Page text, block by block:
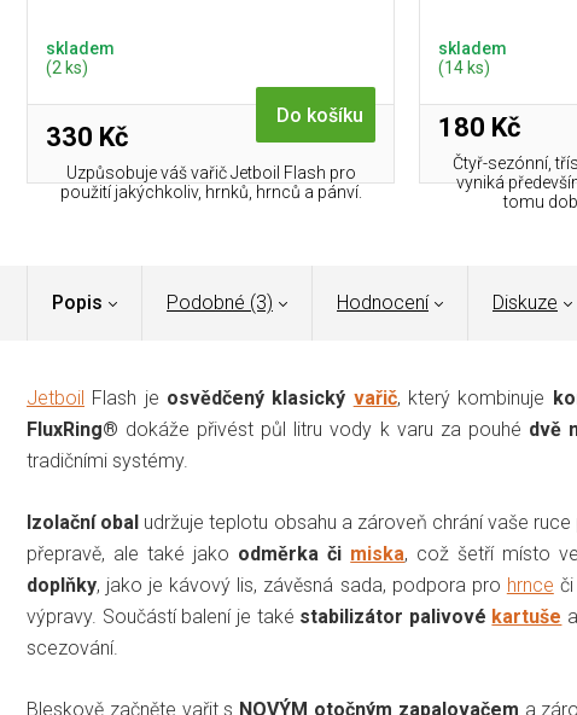
skladem
(2 ks)
330 Kč
Do košíku
Uzpůsobuje váš vařič Jetboil Flash pro
použití jakýchkoliv, hrnků, hrnců a pánví.
skladem
(14 ks)
180 Kč
Čtyř-sezónní,
vyniká
tomu
Popis Podobné (3) Hodnocení Diskuze
Jetboil Flash je osvědčený klasický vařič, který kombinuje
FluxRing® dokáže přivést půl litru vody k varu za pouhé dvě
tradičními systémy.
Izolační obal udržuje teplotu obsahu a zároveň chrání vaše
přepravě, ale také jako odměrka či miska, což šetří místo
doplňky, jako je kávový lis, závěsná sada, podpora pro hrnce či
výpravy. Součástí balení je také stabilizátor palivové kartuše a
scezování.
Bleskově začněte vařit s NOVÝM otočným zapalovačem a